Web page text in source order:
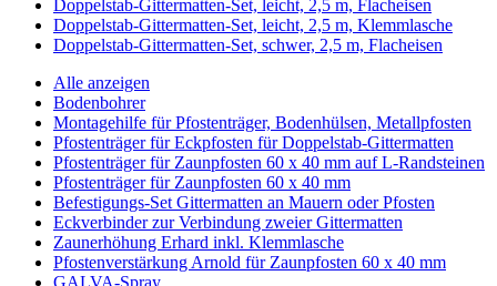
Doppelstab-Gittermatten-Set, leicht, 2,5 m, Flacheisen
Doppelstab-Gittermatten-Set, leicht, 2,5 m, Klemmlasche
Doppelstab-Gittermatten-Set, schwer, 2,5 m, Flacheisen
Alle anzeigen
Bodenbohrer
Montagehilfe für Pfostenträger, Bodenhülsen, Metallpfosten
Pfostenträger für Eckpfosten für Doppelstab-Gittermatten
Pfostenträger für Zaunpfosten 60 x 40 mm auf L-Randsteinen
Pfostenträger für Zaunpfosten 60 x 40 mm
Befestigungs-Set Gittermatten an Mauern oder Pfosten
Eckverbinder zur Verbindung zweier Gittermatten
Zaunerhöhung Erhard inkl. Klemmlasche
Pfostenverstärkung Arnold für Zaunpfosten 60 x 40 mm
GALVA-Spray